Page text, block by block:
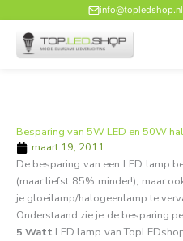
naar
inhoud
info@topledshop.nl
Besparing van 5W LED en 50W
maart 19, 2011
De besparing van een LED lamp
(maar liefst 85% minder!), maar
je gloeilamp/halogeenlamp te
Onderstaand zie je de besparing
5 Watt LED lamp van